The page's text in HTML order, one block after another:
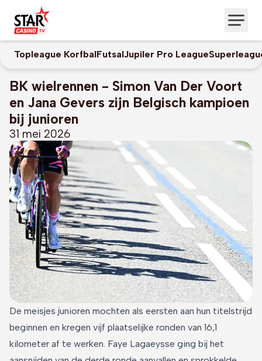
Topleague KorfbalFutsalJupiler Pro League
BK wielrennen - Simon Van Der Voort
en Jana Gevers zijn Belgisch kampioen
bij junioren
31 mei 2026
De meisjes junioren mochten als eersten aan hun titelstrijd
beginnen en kregen vijf plaatselijke ronden van 16,1
kilometer af te werken. Faye Lagaeysse ging bij het